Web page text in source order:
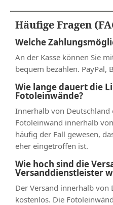
Häufige Fragen
Welche
An der Kasse können Sie
bequem bezahlen. PayPal,
Wie lange dauert die
Fotoleinwände?
Innerhalb von Deutschland
Fotoleinwand innerhalb
häufig der Fall gewesen,
eher eingetroffen ist.
Wie hoch sind die
Versanddienstleister
Der Versand innerhalb von
kostenlos. Die